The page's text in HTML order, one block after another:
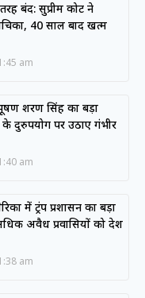
बंद: सुप्रीम कोर्ट ने
40 साल बाद खत्म
am
शरण सिंह का बड़ा
दुरुपयोग पर उठाए गंभीर
am
में ट्रंप प्रशासन का बड़ा
अवैध प्रवासियों को देश
am